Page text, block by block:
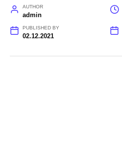
AUTHOR
admin
PUBLISHED BY
02.12.2021